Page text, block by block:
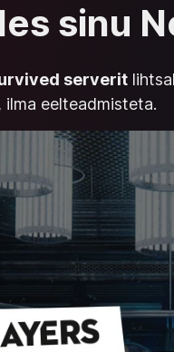
sinu
serverit
eelteadmisteta.